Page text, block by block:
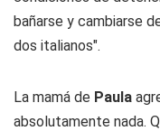
bañarse y cambiarse
dos italianos".
La mamá de Paula
absolutamente nada.